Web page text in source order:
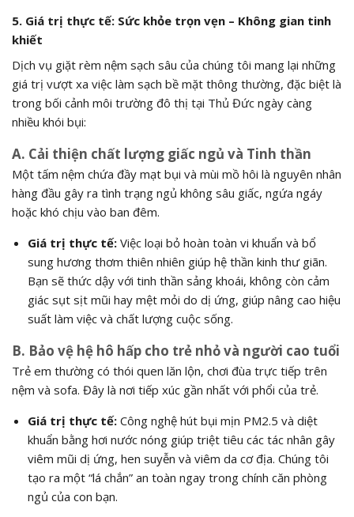
5. Giá trị thực tế: Sức khỏe trọn vẹn – Không gian tinh
khiết
Dịch vụ giặt rèm nệm sạch sâu của chúng tôi mang lại những
giá trị vượt xa việc làm sạch bề mặt thông thường, đặc biệt là
trong bối cảnh môi trường đô thị tại Thủ Đức ngày càng
nhiều khói bụi:
A. Cải thiện chất lượng giấc ngủ và Tinh thần
Một tấm nệm chứa đầy mạt bụi và mùi mồ hôi là nguyên nhân
hàng đầu gây ra tình trạng ngủ không sâu giấc, ngứa ngáy
hoặc khó chịu vào ban đêm.
Giá trị thực tế:Việc loại bỏ hoàn toàn vi khuẩn và bổ
sung hương thơm thiên nhiên giúp hệ thần kinh thư giãn.
Bạn sẽ thức dậy với tinh thần sảng khoái, không còn cảm
giác sụt sịt mũi hay mệt mỏi do dị ứng, giúp nâng cao hiệu
suất làm việc và chất lượng cuộc sống.
B. Bảo vệ hệ hô hấp cho trẻ nhỏ và người cao tuổi
Trẻ em thường có thói quen lăn lộn, chơi đùa trực tiếp trên
nệm và sofa. Đây là nơi tiếp xúc gần nhất với phổi của trẻ.
Giá trị thực tế:Công nghệ hút bụi mịn PM2.5 và diệt
khuẩn bằng hơi nước nóng giúp triệt tiêu các tác nhân gây
viêm mũi dị ứng, hen suyễn và viêm da cơ địa. Chúng tôi
tạo ra một “lá chắn” an toàn ngay trong chính căn phòng
ngủ của con bạn.